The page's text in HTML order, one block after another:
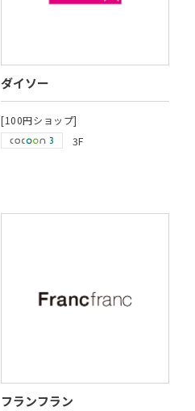
ダイソー
[100円ショップ]
3F
フランフラン